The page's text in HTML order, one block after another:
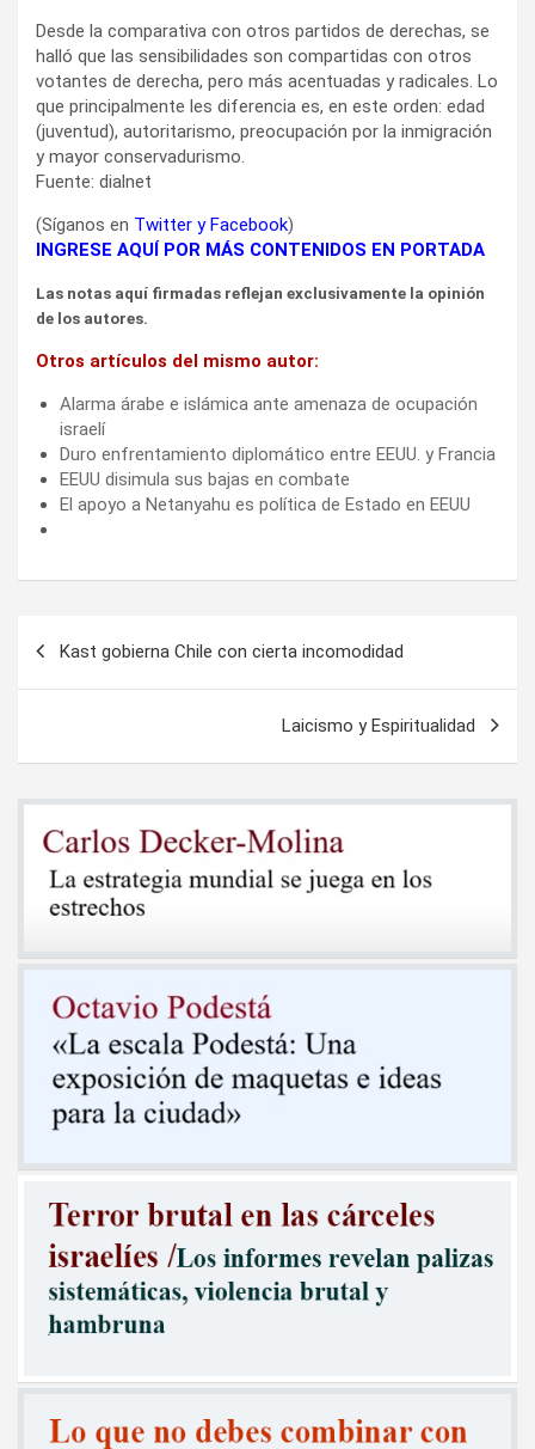
Desde la comparativa con otros partidos de derechas, se
halló que las sensibilidades son compartidas con otros
votantes de derecha, pero más acentuadas y radicales. Lo
que principalmente les diferencia es, en este orden: edad
(juventud), autoritarismo, preocupación por la inmigración
y mayor conservadurismo.
Fuente: dialnet
(Síganos en Twitter yFacebook)
INGRESE AQUÍ POR MÁS CONTENIDOS EN PORTADA
Las notas aquí firmadas reflejan exclusivamente la opinión
de los autores.
Otros artículos del mismo autor:
Alarma árabe e islámica ante amenaza de ocupación
israelí
Duro enfrentamiento diplomático entre EEUU. y Francia
EEUU disimula sus bajas en combate
El apoyo a Netanyahu es política de Estado en EEUU
Kast gobierna Chile con cierta incomodidad
Laicismo y Espiritualidad